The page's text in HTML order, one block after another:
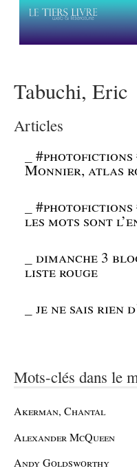
Tabuchi, Eric
Articles
_#photofictions
Monnier, atlas
_#photofictions
les mots sont
_dimanche 3
liste rouge
_je ne sais rien
Mots-clés dans le
Akerman, Chantal
Alexander McQueen
Andy Goldsworthy